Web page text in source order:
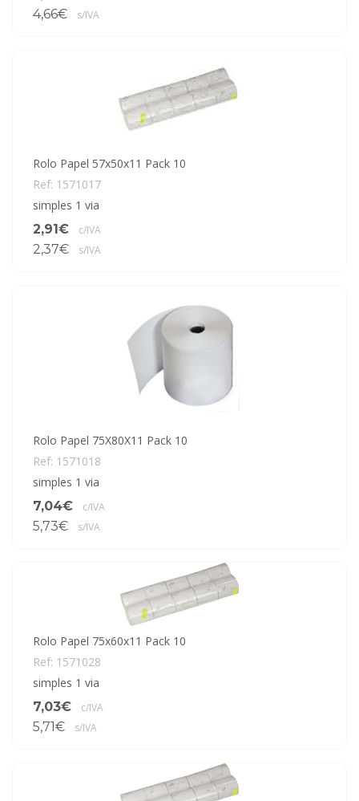
4,66€ s/IVA
Rolo Papel 57x50x11 Pack 10
Ref: 1571017
simples 1 via
2,91€
c/IVA
2,37€ s/IVA
Rolo Papel 75X80X11 Pack 10
Ref: 1571018
simples 1 via
7,04€
c/IVA
5,73€ s/IVA
Rolo Papel 75x60x11 Pack 10
Ref: 1571028
simples 1 via
7,03€
c/IVA
5,71€ s/IVA